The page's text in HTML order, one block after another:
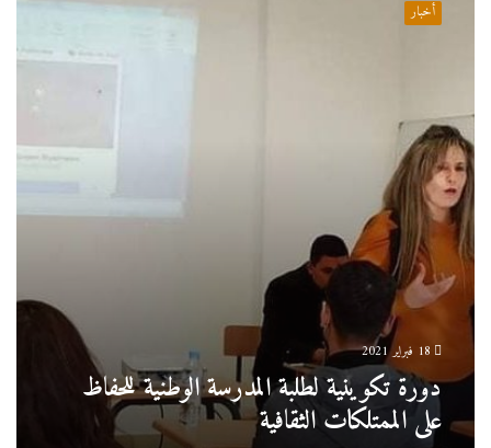
على
الممتلكات
الثقافية
أخبار
18 فبراير 2021
دورة تكوينية لطلبة المدرسة الوطنية للحفاظ
على الممتلكات الثقافية